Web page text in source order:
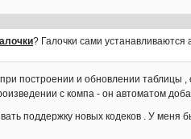
? Галочки сами устанавливаются
построении и обновлении таблицы
с компа - он автоматом
поддержку новых кодеков . У